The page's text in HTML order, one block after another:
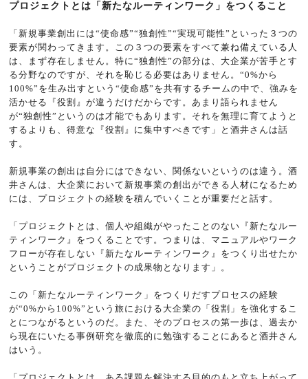
プロジェクトとは「新たなルーティンワーク」をつくること
「新規事業創出には“使命感”“独創性”“実現可能性”といった３つの
要素が関わってきます。この３つの要素をすべて兼ね備えている人
は、まず存在しません。特に“独創性”の部分は、大企業が苦手とす
る分野なのですが、それを恥じる必要はありません。“0%から
100%”を生み出すという“使命感”を共有するチームの中で、強みを
活かせる『役割』が違うだけだからです。あまり語られません
が“独創性”というのは才能でもあります。それを無理に育てようと
するよりも、得意な『役割』に集中すべきです」と酒井さんは話
す。
新規事業の創出は自分にはできない、関係ないというのは違う。酒
井さんは、大企業において新規事業の創出ができる人材になるため
には、プロジェクトの経験を積んでいくことが重要だと話す。
「プロジェクトとは、個人や組織がやったことのない『新たなルー
ティンワーク』をつくることです。つまりは、マニュアルやワーク
フローが存在しない『新たなルーティンワーク』をつくり出せたか
ということがプロジェクトの成果物となります」。
この「新たなルーティンワーク」をつくりだすプロセスの経験
が“0%から100%”という旅における大企業の「役割」を強化するこ
とにつながるというのだ。また、そのプロセスの第一歩は、過去か
ら現在にいたる事例研究を徹底的に勉強することにあると酒井さん
はいう。